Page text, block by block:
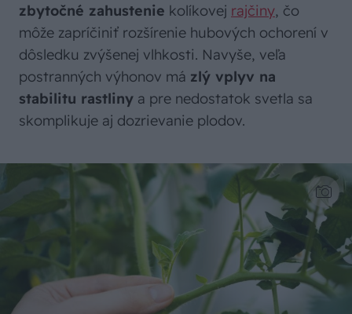
zbytočné zahustenie kolíkovej rajčiny, čo
môže zapríčiniť rozšírenie hubových ochorení v
dôsledku zvýšenej vlhkosti. Navyše, veľa
postranných výhonov má zlý vplyv na
stabilitu rastliny a pre nedostatok svetla sa
skomplikuje aj dozrievanie plodov.